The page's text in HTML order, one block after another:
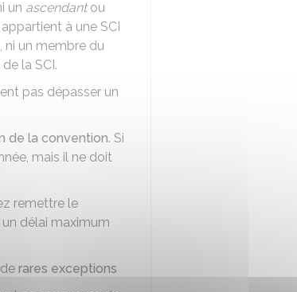
un ascendantou
à une SCI
ni un membre du
la SCI.
pas dépasser un
de la convention. Si
mais il ne doit
remettre le
délai maximum
rares exceptions